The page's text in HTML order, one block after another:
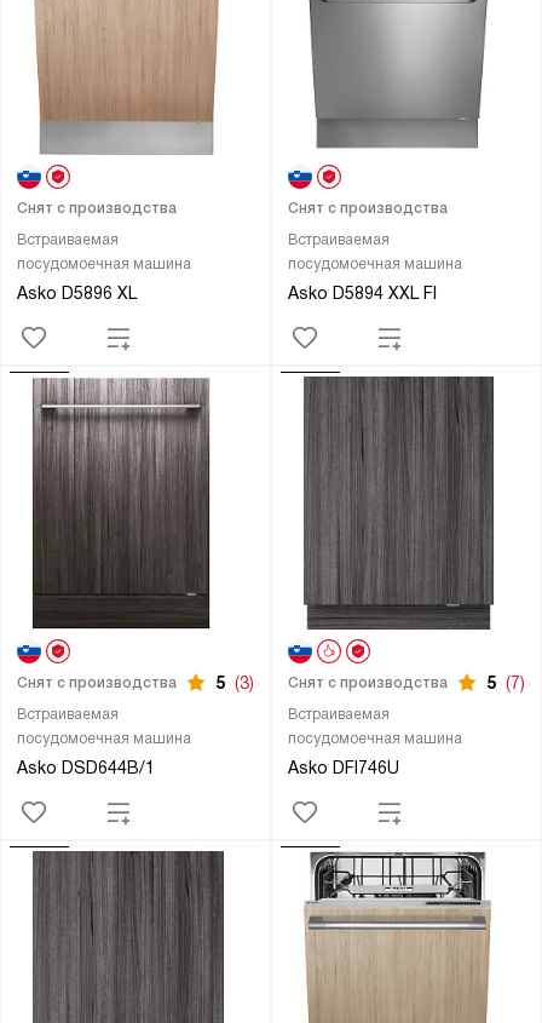
Встраиваемая
посудомоечная машина
Asko D5896 XL
Снят с производства
Встраиваемая
посудомоечная машина
Asko D5894 XXL FI
Снят с производства
Встраиваемая
посудомоечная машина
Asko DSD644B/1
Снят с производства 5 (3)
Встраиваемая
посудомоечная машина
Asko DFI746U
Снят с производства 5 (7)